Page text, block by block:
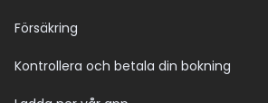
Försäkring
Kontrollera och betala din bokning